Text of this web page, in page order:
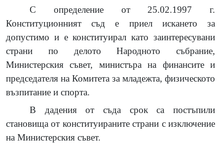
С определение от 25.02.1997 г.
Конституционният съд е приел искането за
допустимо и е конституирал като заинтересувани
страни по делото Народното събрание,
Министерския съвет, министъра на финансите и
председателя на Комитета за младежта, физическото
възпитание и спорта.
В дадения от съда срок са постъпили
становища от конституираните страни с изключение
на Министерския съвет.